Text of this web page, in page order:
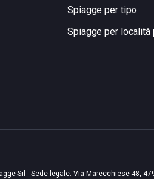
Spiagge per tipo
Spiagge per località
Srl - Sede legale: Via Marecchiese 48,